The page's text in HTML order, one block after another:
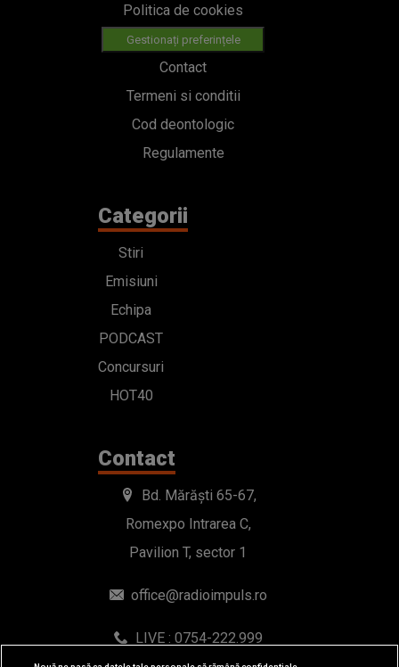
Politica de cookies
Gestionați preferințele
Contact
Termeni si conditii
Cod deontologic
Regulamente
Categorii
Stiri
Emisiuni
Echipa
PODCAST
Concursuri
HOT40
Contact
Bd. Mărăști 65-67,
Romexpo Intrarea C,
Pavilion T, sector 1
office@radioimpuls.ro
LIVE : 0754-222.999